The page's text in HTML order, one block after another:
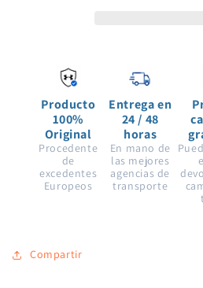
Producto
100%
Original
Procedente
de
excedentes
Europeos
Entrega en
24 / 48
horas
En mano de
las mejores
agencias de
transporte
Compartir